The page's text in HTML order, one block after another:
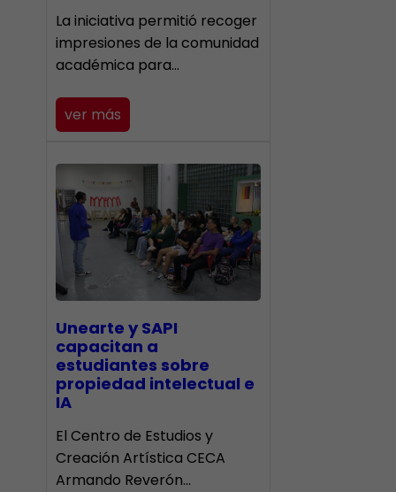
La iniciativa permitió recoger
impresiones de la comunidad
académica para…
ver más
Unearte y SAPI
capacitan a
estudiantes sobre
propiedad intelectual e
IA
El Centro de Estudios y
Creación Artística CECA
Armando Reverón…